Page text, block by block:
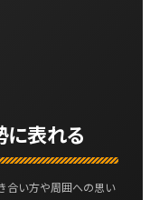
に表れる
合い方や周囲への思い